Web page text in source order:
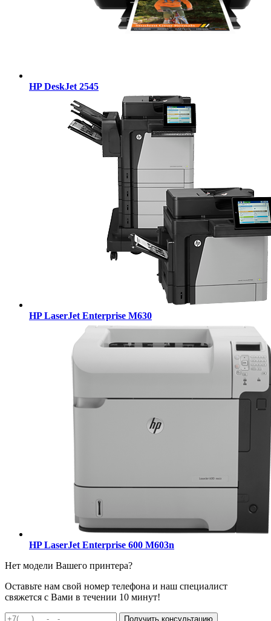
HP DeskJet 2545
HP LaserJet Enterprise M630
HP LaserJet Enterprise 600 M603n
Нет модели Вашего принтера?
Оставьте нам свой номер телефона и наш специалист
свяжется с Вами в течении 10 минут!
Получить консультацию